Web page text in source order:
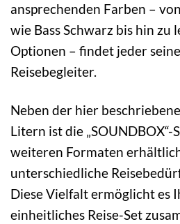
ansprechenden Farben –
wie Bass Schwarz bis hin zu
Optionen – findet jeder
Reisebegleiter.
Neben der hier
Litern ist die „SOUNDBOX“-
weiteren Formaten
unterschiedliche
Diese Vielfalt ermöglicht es
einheitliches Reise-Set